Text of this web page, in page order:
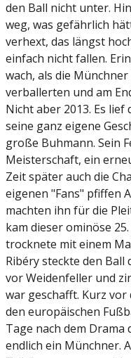
den Ball nicht unter.
weg, was gefährlich
verhext, das längst
einfach nicht fallen.
wach, als die
verballerten und am
Nicht aber 2013. Es lief
seine ganz eigene
große Buhmann. Sein
Meisterschaft, ein
Zeit später auch die
eigenen "Fans" pfiffen
machten ihn für die
kam dieser ominöse
trocknete mit einem
Ribéry steckte den
vor Weidenfeller und
war geschafft. Kurz vor
den europäischen
Tage nach dem
endlich ein Münchner.